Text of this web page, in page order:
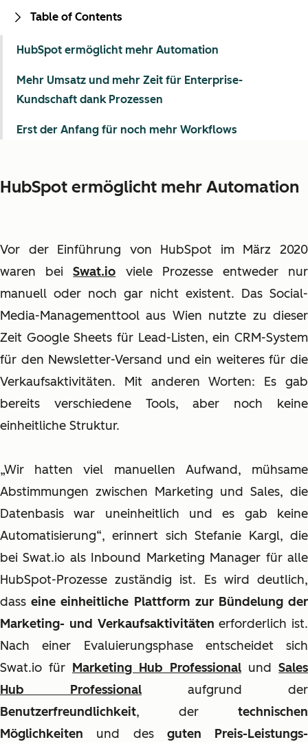
HubSpot ermöglicht mehr Automation
Vor der Einführung von HubSpot im März 2020
waren beiSwat.io viele Prozesse entweder nur
manuell oder noch gar nicht existent. Das Social-
Media-Managementtool aus Wien nutzte zu dieser
Zeit Google Sheets für Lead-Listen, ein CRM-System
für den Newsletter-Versand und ein weiteres für die
Verkaufsaktivitäten. Mit anderen Worten: Es gab
bereits verschiedene Tools, aber noch keine
einheitliche Struktur.
„Wir hatten viel manuellen Aufwand, mühsame
Abstimmungen zwischen Marketing und Sales, die
Datenbasis war uneinheitlich und es gab keine
Automatisierung“, erinnert sich Stefanie Kargl, die
bei Swat.io als Inbound Marketing Manager für alle
HubSpot-Prozesse zuständig ist. Es wird deutlich,
dasseine einheitliche Plattform zur Bündelung der
Marketing- und Verkaufsaktivitäten erforderlich ist.
Nach einer Evaluierungsphase entscheidet sich
Swat.io für Marketing Hub Professional und Sales
Hub Professional aufgrund der
Benutzerfreundlichkeit, der technischen
Möglichkeiten und des guten Preis-Leistungs-
Table of Contents
HubSpot ermöglicht mehr Automation
Mehr Umsatz und mehr Zeit für Enterprise-
Kundschaft dank Prozessen
Erst der Anfang für noch mehr Workflows